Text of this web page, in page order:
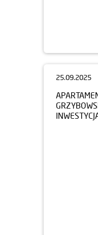
25.09.2025